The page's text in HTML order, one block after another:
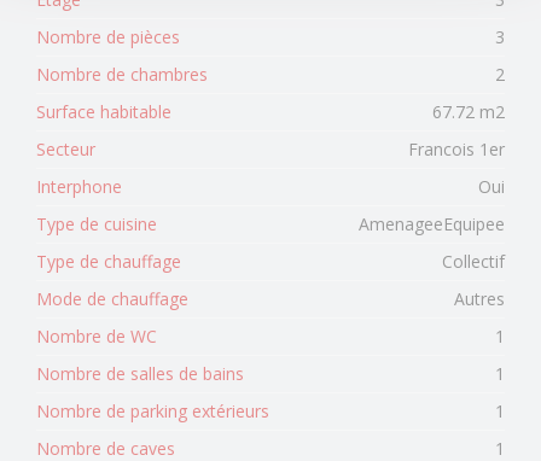
Nombre de pièces
3
Nombre de chambres
2
Surface habitable
67.72 m2
Secteur
Francois 1er
Interphone
Oui
Type de cuisine
AmenageeEquipee
Type de chauffage
Collectif
Mode de chauffage
Autres
Nombre de WC
1
Nombre de salles de bains
1
Nombre de parking extérieurs
1
Nombre de caves
1